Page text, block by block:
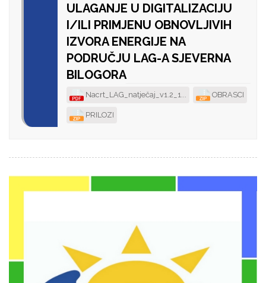
ULAGANJE U DIGITALIZACIJU
I/ILI PRIMJENU OBNOVLJIVIH
IZVORA ENERGIJE NA
PODRUČJU LAG-A SJEVERNA
BILOGORA
Nacrt_LAG_natječaj_v1.2_1... OBRASCI
PRILOZI